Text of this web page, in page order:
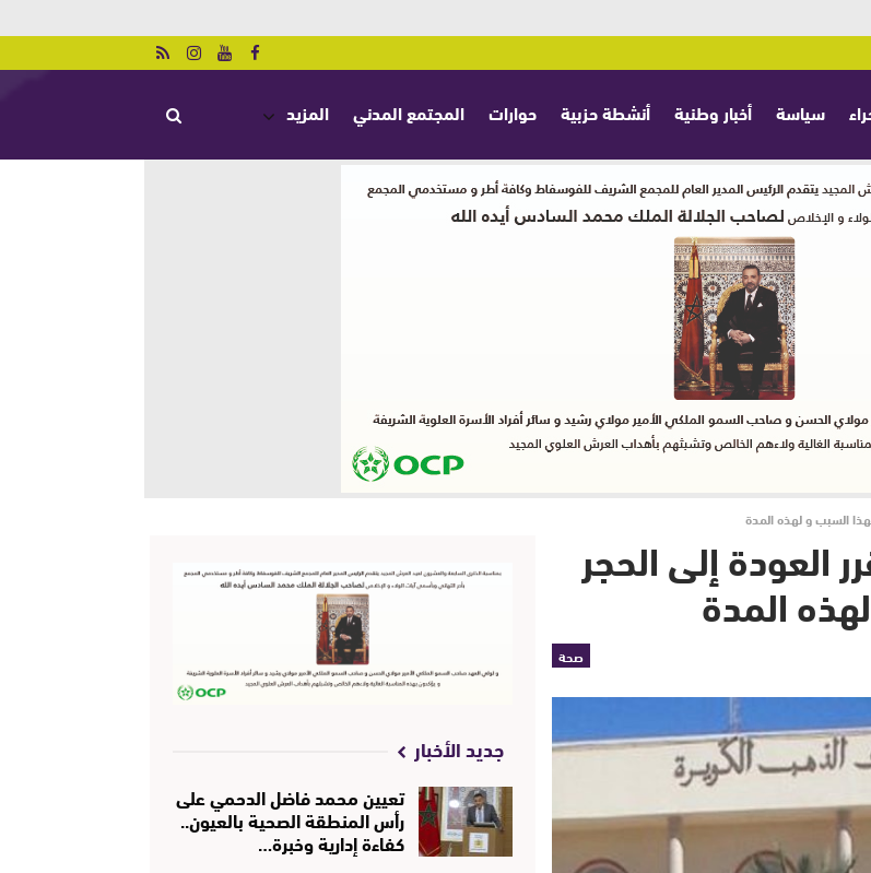
سياسة أخبار وطنية أنشطة حزبية حوارات المجتمع المدني المزيد
السبب و لهذه المدة
العودة إلى الحجر
المدة
صحة
جديد الأخبار
تعيين محمد فاضل الدحمي على
رأس المنطقة الصحية بالعيون..
كفاءة إدارية وخبرة…